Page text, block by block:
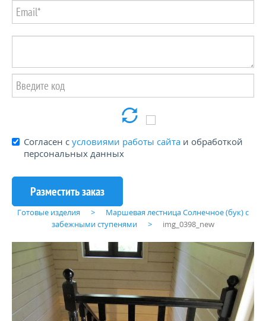
Согласен с условиями работы сайта и обработкой
персональных данных
Готовые изделия
Маршевая лестница Солнечное (бук) с
забежными ступенями
img_0398_new